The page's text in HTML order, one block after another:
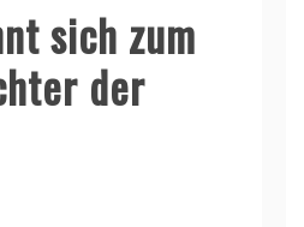
sich zum
der